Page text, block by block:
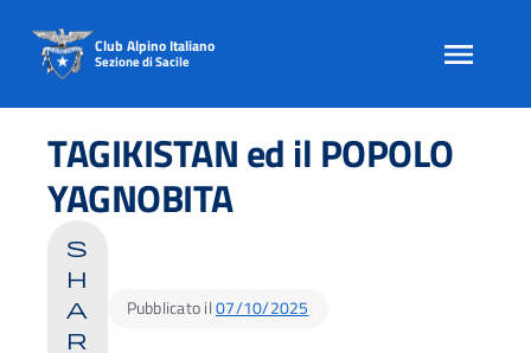
content
Club Alpino Italiano
Sezione di Sacile
TAGIKISTAN ed il POPOLO
YAGNOBITA
s
h
a
r
Pubblicato il07/10/2025